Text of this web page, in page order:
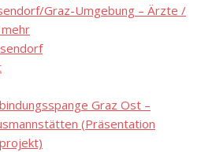
Graz-Umgebung – Ärzte /
Graz Ost –
(Präsentation